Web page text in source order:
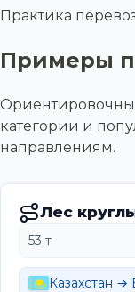
Практика
Примеры
категории и
направлениям.
Лес
53 т
Казахстан →